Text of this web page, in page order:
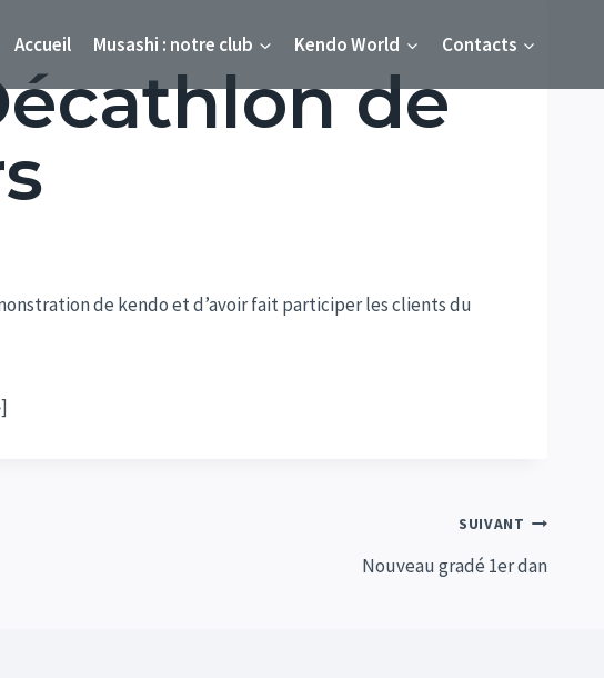
Accueil Musashi : notre club Kendo World Contacts
de
de kendo et d’avoir fait participer les clients du
SUIVANT
Nouveau gradé 1er dan